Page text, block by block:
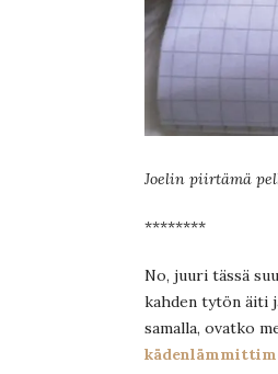
Joelin piirtämä
********
No, juuri tässä
kahden tytön äiti
samalla, ovatko